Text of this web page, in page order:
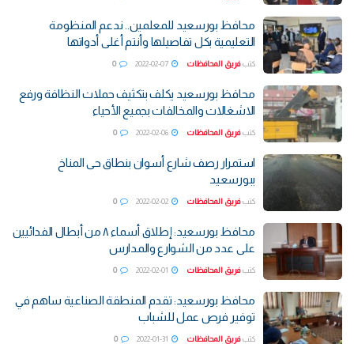
محافظ بورسعيد للمعلمين.. ندعم المنظومة
التعليمية بكل تفاصيلها وأنتم أغلى أدواتها
كتب فريق المحافظات 0
محافظ بورسعيد يكلف بتكثيف حملات النظافة ورفع
الاشغالات والمخالفات بجميع الأحياء
كتب فريق المحافظات 0
استمرار رصف شارع أسوان بنطاق حى المناخ
ببورسعيد
كتب فريق المحافظات 0
محافظ بورسعيد: إطلاق أسماء ٨ من أبطال الفدائيين
على عدد من الشوارع والمدارس
كتب فريق المحافظات 0
محافظ بورسعيد: تقدم المنطقة الصناعية ساهم في
توفير فرص عمل للشباب
كتب فريق المحافظات 0